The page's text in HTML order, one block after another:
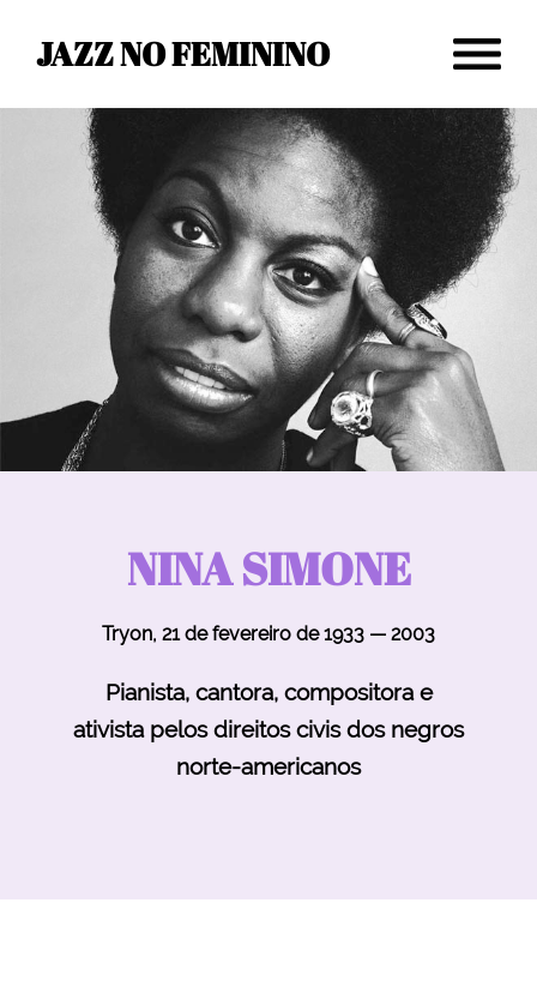
JAZZ NO FEMININO
NINA SIMONE
Tryon, 21 de fevereiro de 1933 — 2003
Pianista, cantora, compositora e
ativista pelos direitos civis dos negros
norte-americanos